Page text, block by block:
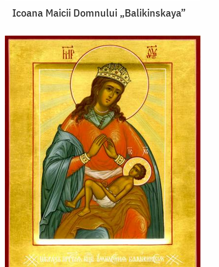
Icoana Maicii Domnului „Balikinskaya”